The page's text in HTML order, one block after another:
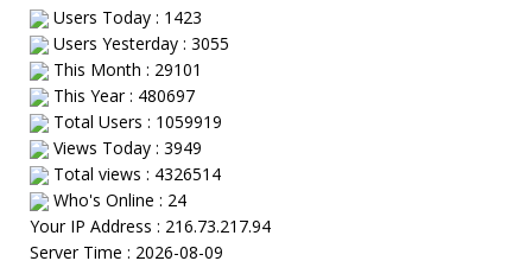
Users Today : 1423
Users Yesterday : 3055
This Month : 29101
This Year : 480697
Total Users : 1059919
Views Today : 3949
Total views : 4326514
Who's Online : 24
Your IP Address : 216.73.217.94
Server Time : 2026-08-09